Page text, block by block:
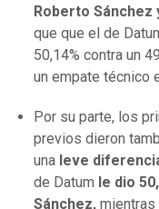
Roberto Sánchez
que que el de
50,14% contra un
un empate técnico
Por su parte, los
previos dieron
una leve
de Datum le dio
Sánchez, mientras